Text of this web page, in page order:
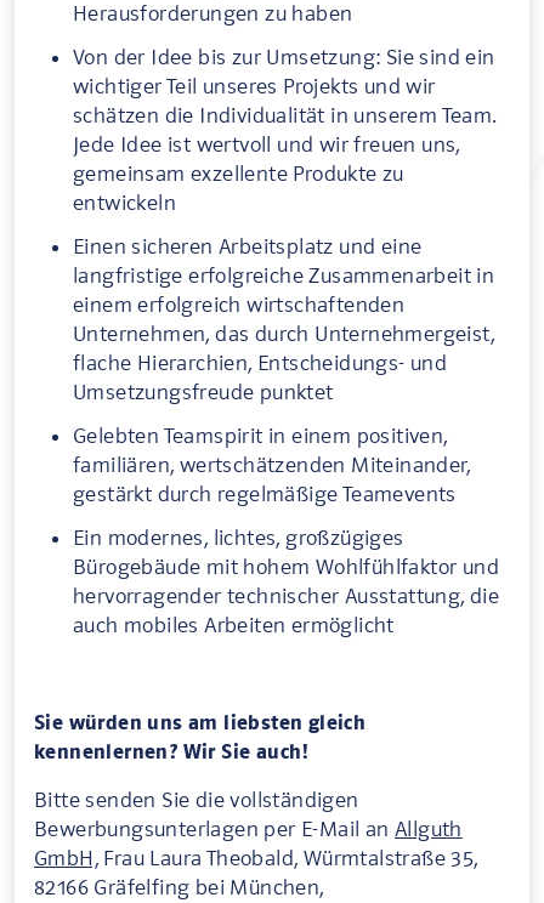
Herausforderungen zu haben
Von der Idee bis zur Umsetzung: Sie sind ein
wichtiger Teil unseres Projekts und wir
schätzen die Individualität in unserem Team.
Jede Idee ist wertvoll und wir freuen uns,
gemeinsam exzellente Produkte zu
entwickeln
Einen sicheren Arbeitsplatz und eine
langfristige erfolgreiche Zusammenarbeit in
einem erfolgreich wirtschaftenden
Unternehmen, das durch Unternehmergeist,
flache Hierarchien, Entscheidungs- und
Umsetzungsfreude punktet
Gelebten Teamspirit in einem positiven,
familiären, wertschätzenden Miteinander,
gestärkt durch regelmäßige Teamevents
Ein modernes, lichtes, großzügiges
Bürogebäude mit hohem Wohlfühlfaktor und
hervorragender technischer Ausstattung, die
auch mobiles Arbeiten ermöglicht
Sie würden uns am liebsten gleich
kennenlernen? Wir Sie auch!
Bitte senden Sie die vollständigen
Bewerbungsunterlagen per E-Mail an Allguth
GmbH, Frau Laura Theobald, Würmtalstraße 35,
82166 Gräfelfing bei München,